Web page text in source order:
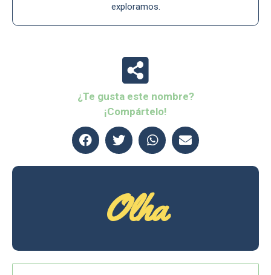
exploramos.
¿Te gusta este nombre?
¡Compártelo!
Olha